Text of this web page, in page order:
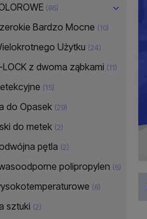
(86)
Bardzo Mocne (10)
Użytku (24)
z dwoma ząbkami (11)
(15)
do Opasek (29)
do metek (2)
pętla (2)
polipropylen (6)
(6)
sztuki (2)